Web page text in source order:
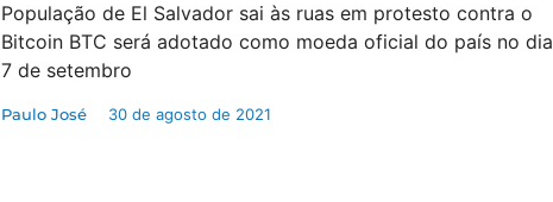
População de El Salvador sai às ruas em protesto contra o
Bitcoin BTC será adotado como moeda oficial do país no dia
7 de setembro
Paulo José 30 de agosto de 2021